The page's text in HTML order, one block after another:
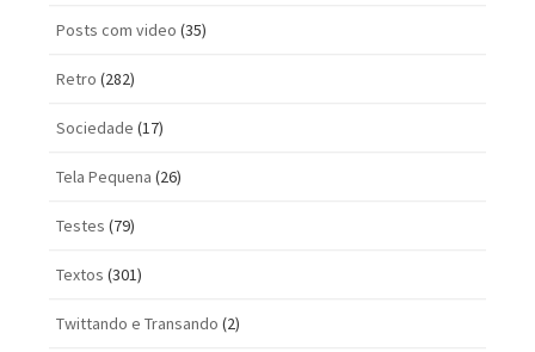
Posts com vi­deo (35)
Retro (282)
Sociedade (17)
Tela Pequena (26)
Testes (79)
Textos (301)
Twittando e Transando (2)